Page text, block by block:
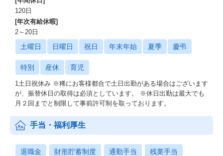
120日
[年次有給休暇]
2～20日
土曜日 日曜日 祝日 年末年始 夏季 慶弔
特別 産休 育児
1土日祝休み ※稀にお客様都合で土日出勤がある場合はございます
が、振替休日の取得は必須としています。 ※休日出勤は最大でも
月２回までと制限して事前許可制を取っております。
手当・福利厚生
退職金 財形貯蓄制度 通勤手当 残業手当